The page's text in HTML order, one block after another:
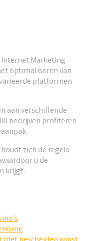
Internet Marketing
optimaliseren van
platformen
aan verschillende
bedrijven profiteren
zich de regels
u de
krijgt.